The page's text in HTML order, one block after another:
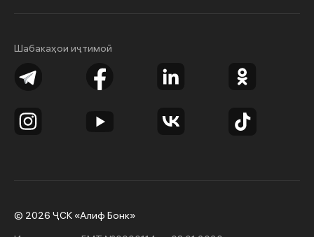
Шабакаҳои иҷтимоӣ
© 2026 ҶСК «Алиф Бонк»